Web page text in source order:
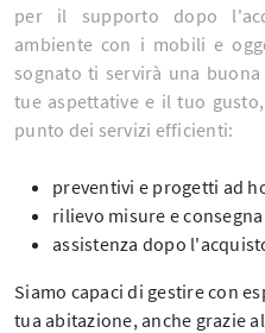
per il supporto dopo
ambiente con i mobili e
sognato ti servirà una
tue aspettative e il tuo
punto dei servizi efficienti:
preventivi e progetti ad
rilievo misure e
assistenza dopo
Siamo capaci di gestire con
tua abitazione, anche grazie